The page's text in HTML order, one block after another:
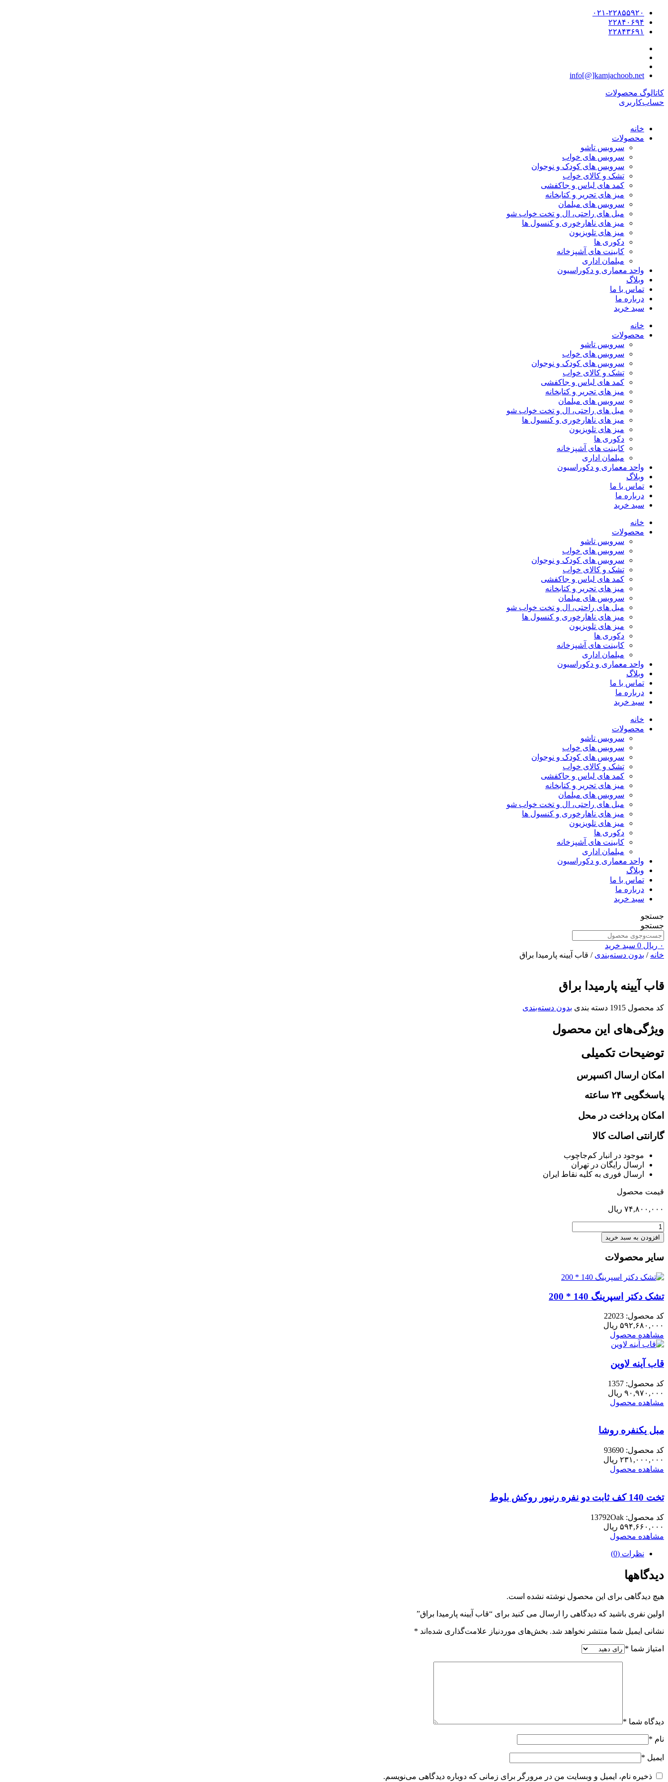
۰۲۱-۲۲۸۵۵۹۲۰
۲۲۸۴۰۶۹۴
۲۲۸۴۳۶۹۱
info[@]kamjachoob.net
کاتالوگ محصولات
حساب‌کاربری
خانه
محصولات
سرویس تاشو
سرویس های خواب
سرویس های کودک و نوجوان
تشک و کالای خواب
کمد های لباس و جاکفشی
میز های تحریر و کتابخانه
سرویس های مبلمان
مبل های راحتی، ال و تخت خواب شو
میز های ناهارخوری و کنسول ها
میز های تلویزیون
دکوری ها
کابینت های آشپزخانه
مبلمان اداری
واحد معماری و دکوراسیون
وبلاگ
تماس با ما
درباره ما
سبد خرید
خانه
محصولات
سرویس تاشو
سرویس های خواب
سرویس های کودک و نوجوان
تشک و کالای خواب
کمد های لباس و جاکفشی
میز های تحریر و کتابخانه
سرویس های مبلمان
مبل های راحتی، ال و تخت خواب شو
میز های ناهارخوری و کنسول ها
میز های تلویزیون
دکوری ها
کابینت های آشپزخانه
مبلمان اداری
واحد معماری و دکوراسیون
وبلاگ
تماس با ما
درباره ما
سبد خرید
خانه
محصولات
سرویس تاشو
سرویس های خواب
سرویس های کودک و نوجوان
تشک و کالای خواب
کمد های لباس و جاکفشی
میز های تحریر و کتابخانه
سرویس های مبلمان
مبل های راحتی، ال و تخت خواب شو
میز های ناهارخوری و کنسول ها
میز های تلویزیون
دکوری ها
کابینت های آشپزخانه
مبلمان اداری
واحد معماری و دکوراسیون
وبلاگ
تماس با ما
درباره ما
سبد خرید
خانه
محصولات
سرویس تاشو
سرویس های خواب
سرویس های کودک و نوجوان
تشک و کالای خواب
کمد های لباس و جاکفشی
میز های تحریر و کتابخانه
سرویس های مبلمان
مبل های راحتی، ال و تخت خواب شو
میز های ناهارخوری و کنسول ها
میز های تلویزیون
دکوری ها
کابینت های آشپزخانه
مبلمان اداری
واحد معماری و دکوراسیون
وبلاگ
تماس با ما
درباره ما
سبد خرید
جستجو
جستجو
۰ ریال 0 سبد خرید
خانه / بدون دسته‌بندی / قاب آیینه پارمیدا براق
قاب آیینه پارمیدا براق
کد محصول 1915 دسته بندی بدون دسته‌بندی
ویژگی‌های این محصول
توضیحات تکمیلی
امکان ارسال اکسپرس
پاسخگویی ۲۴ ساعته
امکان پرداخت در محل
گارانتی اصالت کالا
موجود در انبار کم‌‌جاچوب
ارسال رایگان در تهران
ارسال فوری به کلیه نقاط ایران
قیمت محصول
۷۴,۸۰۰,۰۰۰ ریال
قاب
آیینه
پارمیدا
براق
عدد
افزودن به سبد خرید
سایر محصولات
تشک دکتر اسپرینگ 140 * 200
کد محصول: 22023
۵۹۲,۶۸۰,۰۰۰ ریال
مشاهده محصول
قاب آینه لاوین
کد محصول: 1357
۹۰,۹۷۰,۰۰۰ ریال
مشاهده محصول
مبل یکنفره روشا
کد محصول: 93690
۲۳۱,۰۰۰,۰۰۰ ریال
مشاهده محصول
تخت 140 کف ثابت دو نفره رنیور روکش بلوط
کد محصول: 13792Oak
۵۹۴,۶۶۰,۰۰۰ ریال
مشاهده محصول
نظرات (0)
دیدگاهها
هیچ دیدگاهی برای این محصول نوشته نشده است.
اولین نفری باشید که دیدگاهی را ارسال می کنید برای “قاب آیینه پارمیدا براق”
نشانی ایمیل شما منتشر نخواهد شد. بخش‌های موردنیاز علامت‌گذاری شده‌اند *
امتیاز شما *
دیدگاه شما *
نام *
ایمیل *
ذخیره نام، ایمیل و وبسایت من در مرورگر برای زمانی که دوباره دیدگاهی می‌نویسم.